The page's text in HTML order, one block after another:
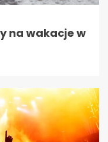
na wakacje w